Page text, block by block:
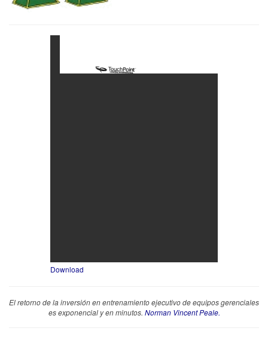
Download
El retorno de la inversión en entrenamiento ejecutivo de equipos gerenciales
es exponencial y en minutos. Norman Vincent Peale.